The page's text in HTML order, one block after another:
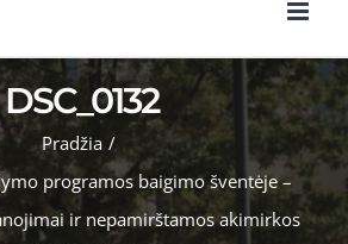
DSC_0132
Pradžia /
programos baigimo šventėje –
ir nepamirštamos akimirkos